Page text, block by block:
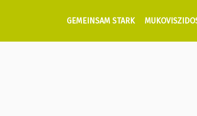
GEMEINSAM STARK